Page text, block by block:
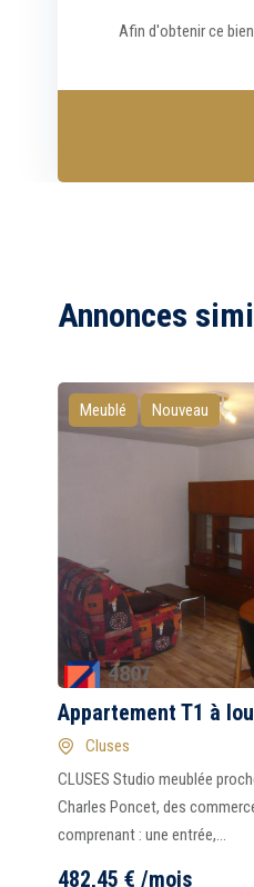
Afin d'obtenir ce
Annonces
Meublé Nouveau
Appartement T1 à
Cluses
CLUSES Studio meublée
Charles Poncet, des
comprenant : une entrée,...
482,45 € /mois